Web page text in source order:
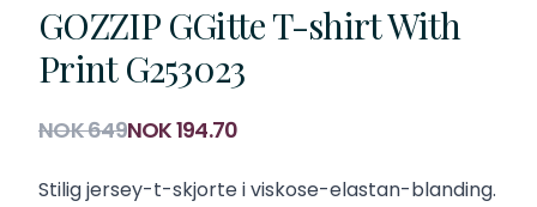
GOZZIP GGitte T-shirt With
Print G253023
Produktdetaljer
NOK 649NOK 194.70
Description
Stilig jersey-t-skjorte i viskose-elastan-blanding.